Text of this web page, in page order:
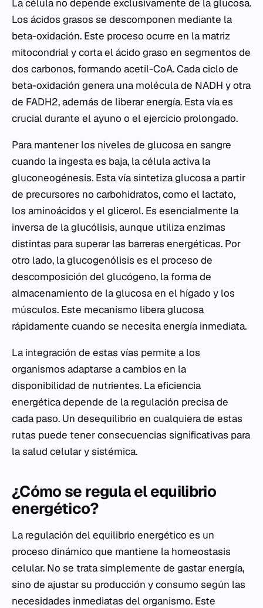
La célula no depende exclusivamente de la glucosa.
Los ácidos grasos se descomponen mediante la
beta-oxidación. Este proceso ocurre en la matriz
mitocondrial y corta el ácido graso en segmentos de
dos carbonos, formando acetil-CoA. Cada ciclo de
beta-oxidación genera una molécula de NADH y otra
de FADH2, además de liberar energía. Esta vía es
crucial durante el ayuno o el ejercicio prolongado.
Para mantener los niveles de glucosa en sangre
cuando la ingesta es baja, la célula activa la
gluconeogénesis. Esta vía sintetiza glucosa a partir
de precursores no carbohidratos, como el lactato,
los aminoácidos y el glicerol. Es esencialmente la
inversa de la glucólisis, aunque utiliza enzimas
distintas para superar las barreras energéticas. Por
otro lado, la glucogenólisis es el proceso de
descomposición del glucógeno, la forma de
almacenamiento de la glucosa en el hígado y los
músculos. Este mecanismo libera glucosa
rápidamente cuando se necesita energía inmediata.
La integración de estas vías permite a los
organismos adaptarse a cambios en la
disponibilidad de nutrientes. La eficiencia
energética depende de la regulación precisa de
cada paso. Un desequilibrio en cualquiera de estas
rutas puede tener consecuencias significativas para
la salud celular y sistémica.
¿Cómo se regula el equilibrio
energético?
La regulación del equilibrio energético es un
proceso dinámico que mantiene la homeostasis
celular. No se trata simplemente de gastar energía,
sino de ajustar su producción y consumo según las
necesidades inmediatas del organismo. Este